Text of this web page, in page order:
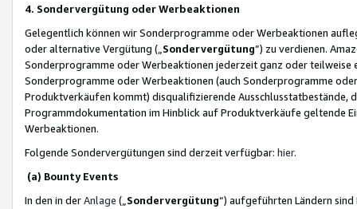
4. Sondervergütung oder Werbeaktionen
Gelegentlich können wir Sonderprogramme oder Werbeaktionen
oder alternative Vergütung („ Sondervergütung”) zu verdienen.
Sonderprogramme oder Werbeaktionen jederzeit ganz oder
Sonderprogramme oder Werbeaktionen (auch Sonderprogramme
Produktverkäufen kommt) disqualifizierende Ausschlusstatbestände,
Programmdokumentation im Hinblick auf Produktverkäufe geltende
Werbeaktionen.
Folgende Sondervergütungen sind derzeit verfügbar: hier.
(a) Bounty Events
In den in derAnlage („ Sondervergütung“) aufgeführten Ländern